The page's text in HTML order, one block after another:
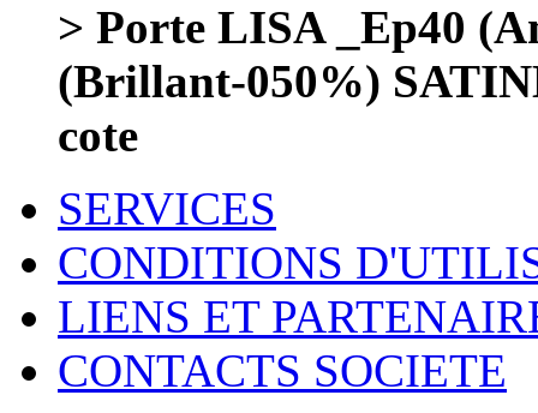
> Porte LISA _Ep40
(Brillant-050%)
cote
SERVICES
CONDITIONS
LIENS ET
CONTACTS SOCIETE